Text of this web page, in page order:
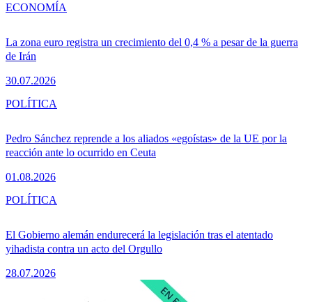
La zona euro registra un crecimiento del 0,4 % a pesar de la guerra
de Irán
30.07.2026
ECONOMÍA
Pedro Sánchez reprende a los aliados «egoístas» de la UE por la
reacción ante lo ocurrido en Ceuta
01.08.2026
POLÍTICA
El Gobierno alemán endurecerá la legislación tras el atentado
yihadista contra un acto del Orgullo
28.07.2026
POLÍTICA